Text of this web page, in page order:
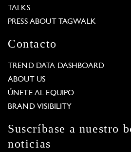
TALKS
PRESS ABOUT TAGWALK
Contacto
TREND DATA DASHBOARD
ABOUT US
ÚNETE AL EQUIPO
BRAND VISIBILITY
Suscríbase a nuestro
noticias